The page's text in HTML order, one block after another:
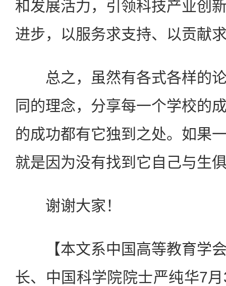
和发展活力，引领科技产业创
进步，以服务求支持、以贡献
总之，虽然有各式各样的论
同的理念，分享每一个学校的
的成功都有它独到之处。如果
就是因为没有找到它自己与生
谢谢大家！
【本文系中国高等教育学会
长、中国科学院院士严纯华7